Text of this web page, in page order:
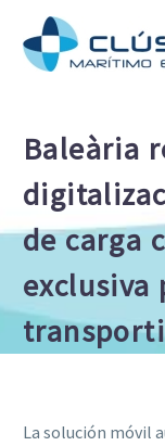
Baleària
de carga
exclusiva
La solución móvil